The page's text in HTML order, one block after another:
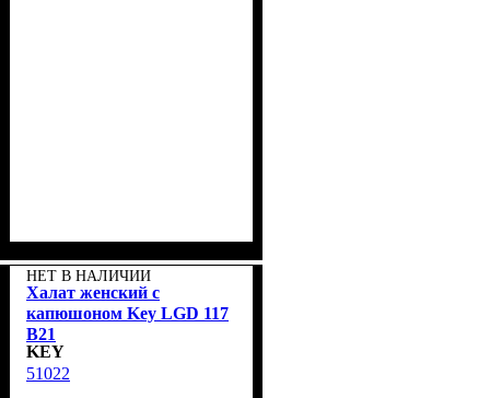
НЕТ В НАЛИЧИИ
Халат женский с
капюшоном Key LGD 117
B21
KEY
51022